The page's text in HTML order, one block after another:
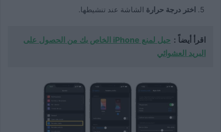
اختر درجة حرارة الشاشة عند تنشيطها.
اقرأ أيضاً :
حيل لمنع iPhone الخاص بك من الحصول على
البريد العشوائي